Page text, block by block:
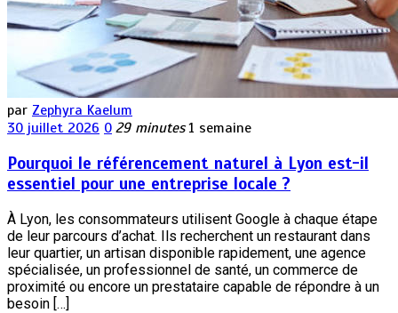
par Zephyra Kaelum
30 juillet 2026 0 29 minutes 1 semaine
Pourquoi le référencement naturel à Lyon est-il
essentiel pour une entreprise locale ?
À Lyon, les consommateurs utilisent Google à chaque étape
de leur parcours d’achat. Ils recherchent un restaurant dans
leur quartier, un artisan disponible rapidement, une agence
spécialisée, un professionnel de santé, un commerce de
proximité ou encore un prestataire capable de répondre à un
besoin […]